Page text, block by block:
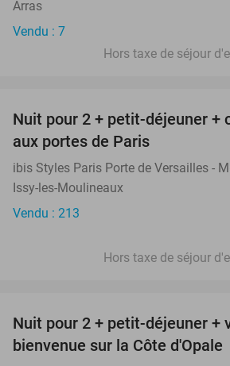
Arras
Vendu : 7
Hors taxe de séjour
Nuit pour 2 + petit-déjeuner +
aux portes de Paris
ibis Styles Paris Porte de Versailles -
Issy-les-Moulineaux
Vendu : 213
Hors taxe de séjour
Nuit pour 2 + petit-déjeuner +
bienvenue sur la Côte d'Opale